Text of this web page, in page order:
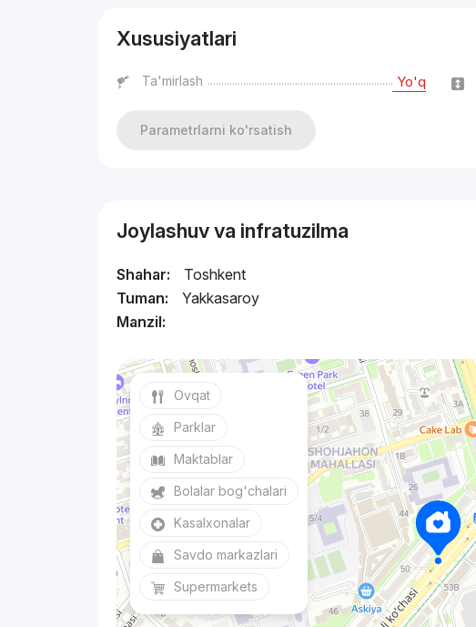
Xususiyatlari
Ta'mirlash Yo'q
Parametrlarni ko'rsatish
Joylashuv va infratuzilma
Shahar:
Toshkent
Tuman:
Yakkasaroy
Manzil:
Ovqat
Parklar
Maktablar
Bolalar bog'chalari
Kasalxonalar
Savdo markazlari
Supermarkets